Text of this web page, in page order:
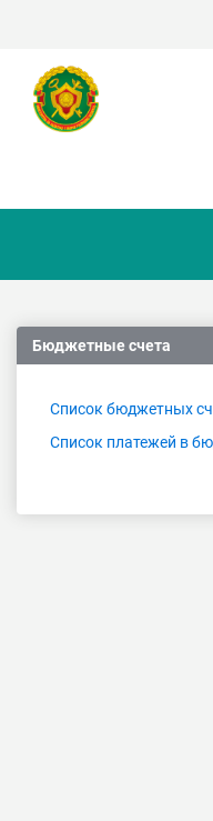
Бюджетные счета
Список бюджетных
Список платежей в